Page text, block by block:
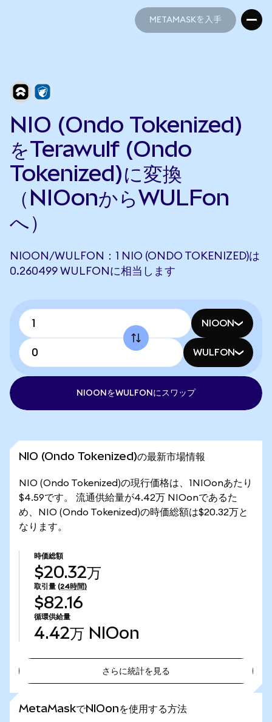
METAMASKを入手
NIO (Ondo Tokenized)
をTerawulf (Ondo
Tokenized)に変換
（NIOonからWULFon
へ）
NIOON/WULFON：1 NIO (ONDO TOKENIZED)は
0.260499 WULFONに相当します
NIOON
WULFON
NIOONをWULFONにスワップ
NIO (Ondo Tokenized)の最新市場情報
NIO (Ondo Tokenized)の現行価格は、1NIOonあたり
$4.59です。 流通供給量が4.42万 NIOonであるた
め、NIO (Ondo Tokenized)の時価総額は$20.32万と
なります。
時価総額
$20.32万
取引量 (24時間)
$82.16
循環供給量
4.42万 NIOon
さらに統計を見る
MetaMaskでNIOonを使用する方法